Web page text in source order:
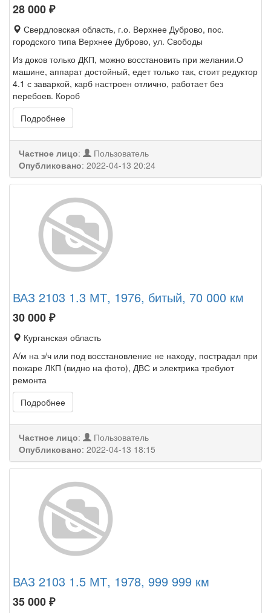
28 000₽
Свердловская область, г.о. Верхнее Дуброво, пос.
городского типа Верхнее Дуброво, ул. Свободы
Из доков только ДКП, можно восстановить при желании.О
машине, аппарат достойный, едет только так, стоит редуктор
4.1 с заваркой, карб настроен отлично, работает без
перебоев. Короб
Подробнее
Частное лицо:
Пользователь
Опубликовано: 2022-04-13 20:24
ВАЗ 2103 1.3 МТ, 1976, битый, 70 000 км
30 000₽
Курганская область
А/м на з/ч или под восстановление не находу, пострадал при
пожаре ЛКП (видно на фото), ДВС и электрика требуют
ремонта
Подробнее
Частное лицо:
Пользователь
Опубликовано: 2022-04-13 18:15
ВАЗ 2103 1.5 МТ, 1978, 999 999 км
35 000₽